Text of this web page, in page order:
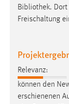
Bibliothek.
Freischaltung
Relevanz:
können den
erschienenen